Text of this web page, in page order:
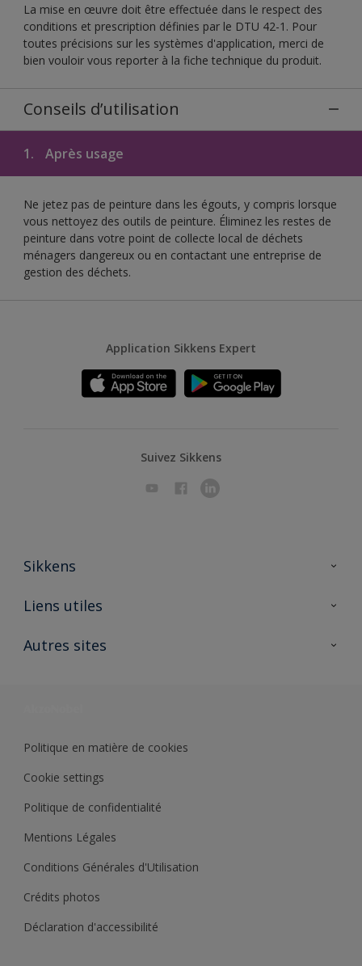
La mise en œuvre doit être effectuée dans le respect des
conditions et prescription définies par le DTU 42-1. Pour
toutes précisions sur les systèmes d'application, merci de
bien vouloir vous reporter à la fiche technique du produit.
Conseils d’utilisation
1. Après usage
Ne jetez pas de peinture dans les égouts, y compris lorsque
vous nettoyez des outils de peinture. Éliminez les restes de
peinture dans votre point de collecte local de déchets
ménagers dangereux ou en contactant une entreprise de
gestion des déchets.
Application Sikkens Expert
Suivez Sikkens
Sikkens
A propos de Sikkens
Liens utiles
Ouvrir un magasin PASS
Autres sites
Politique en matière de cookies
Cookie settings
Politique de confidentialité
Mentions Légales
Conditions Générales d'Utilisation
Crédits photos
Déclaration d'accessibilité